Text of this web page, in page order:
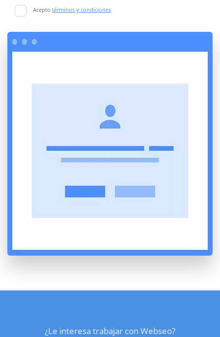
Acepto términos y condiciones
¿Le interesa trabajar con Webseo?